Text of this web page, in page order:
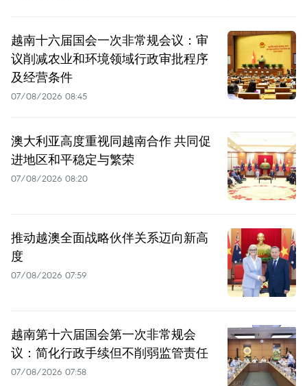
越南十六届国会一次非常规会议：审
议削减农业和环境领域行政审批程序
及经营条件
07/08/2026 08:45
澳大利亚高度重视同越南合作 共同促
进地区和平稳定与繁荣
07/08/2026 08:20
推动越澳全面战略伙伴关系迈向新高
度
07/08/2026 07:59
越南第十六届国会第一次非常规会
议：简化行政手续但不削弱监管责任
07/08/2026 07:58